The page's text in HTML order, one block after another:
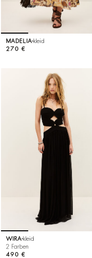
MADELIA kleid
270 €
WIRA kleid
2 Farben
490 €